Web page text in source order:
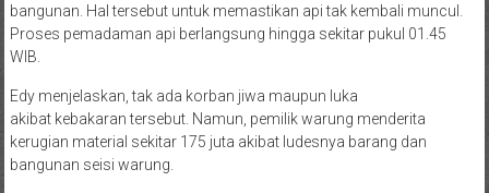
bangunan. Hal tersebut untuk memastikan api tak kembali muncul.
Proses pemadaman api berlangsung hingga sekitar pukul 01.45
WIB.
Edy menjelaskan, tak ada korban jiwa maupun luka
akibat kebakaran tersebut. Namun, pemilik warung menderita
kerugian material sekitar 175 juta akibat ludesnya barang dan
bangunan seisi warung.